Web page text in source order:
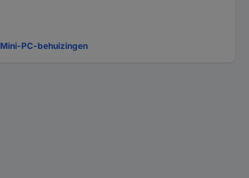
Mini-PC-behuizingen